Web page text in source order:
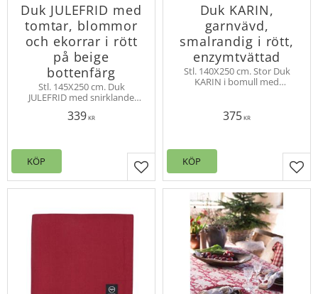
Duk JULEFRID med
tomtar, blommor
och ekorrar i rött
på beige
bottenfärg
Stl. 145X250 cm. Duk
JULEFRID med snirklande
ekorrar. Duken har en vacker
339KR
Lägg till i favoriter
KÖP
Duk KARIN,
garnvävd,
smalrandig i rött,
enzymtvättad
Stl. 140X250 cm. Stor Duk
KARIN i bomull med
den extra mjuk
375KR
KÖP